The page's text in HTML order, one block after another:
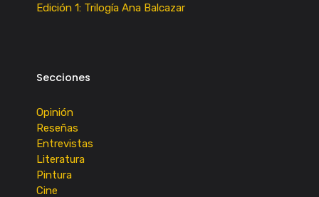
Edición 1: Trilogía Ana Balcazar
Secciones
Opinión
Reseñas
Entrevistas
Literatura
Pintura
Cine